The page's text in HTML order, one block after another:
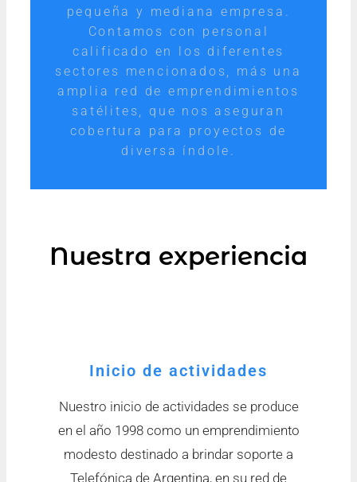
pequeña y mediana empresa.
Contamos con personal
calificado en los diferentes
sectores mencionados, más una
amplia red de emprendimientos
satélites, que nos aseguran
cobertura para proyectos de
diversa índole.
Nuestra experiencia
Inicio de actividades
Nuestro inicio de actividades se produce
en el año 1998 como un emprendimiento
modesto destinado a brindar soporte a
Telefónica de Argentina, en su red de